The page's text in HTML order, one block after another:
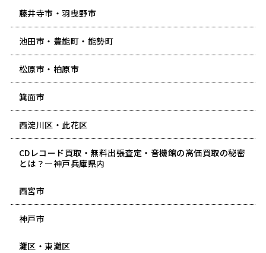
藤井寺市・羽曳野市
池田市・豊能町・能勢町
松原市・柏原市
箕面市
西淀川区・此花区
CDレコード買取・無料出張査定・音機館の高価買取の秘密
とは？―神戸兵庫県内
西宮市
神戸市
灘区・東灘区